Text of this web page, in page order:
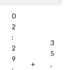
0
2
:
2
9
+
3
5
,